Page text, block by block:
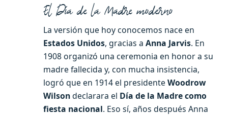
El Día de la Madre moderno
La versión que hoy conocemos nace en
Estados Unidos, gracias a Anna Jarvis. En
1908 organizó una ceremonia en honor a su
madre fallecida y, con mucha insistencia,
logró que en 1914 el presidente Woodrow
Wilsondeclarara el Día de la Madre como
fiesta nacional. Eso sí, años después Anna